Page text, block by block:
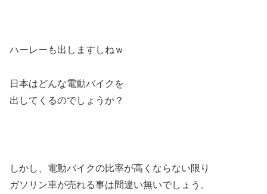
ハーレーも出しますしねｗ
日本はどんな電動バイクを
出してくるのでしょうか？
しかし、電動バイクの比率が高くならない限り
ガソリン車が売れる事は間違い無いでしょう。